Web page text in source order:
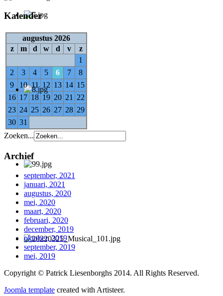
Kalender
augustus 2026
z
m d w d v
z
1
2
3 4 5 6 7
8
9
10 11 12 13 14 15
16 17 18 19 20 21
22
23 24 25 26 27 28 29
30 31
Zoeken...
Archief
september, 2021
januari, 2021
augustus, 2020
mei, 2020
maart, 2020
februari, 2020
december, 2019
oktober, 2019
september, 2019
mei, 2019
Copyright © Patrick Liesenborghs 2014. All Rights Reserved.
Joomla template created with Artisteer.